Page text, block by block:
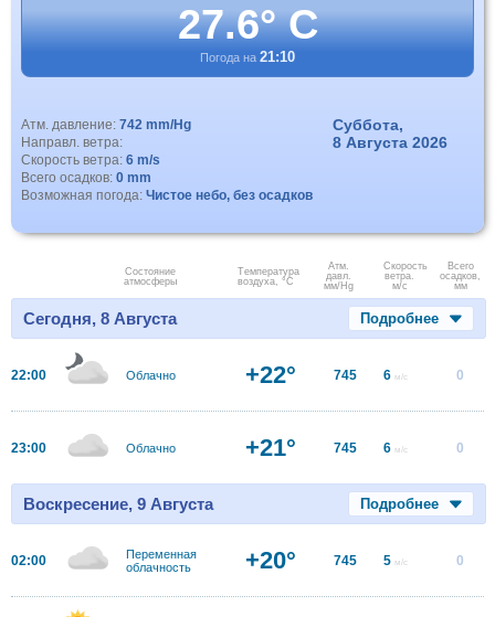
27.6° C
Погода на 21:10
Атм. давление: 742 mm/Hg
Направл. ветра:
Скорость ветра: 6 m/s
Всего осадков: 0 mm
Возможная погода: Чистое небо, без осадков
Суббота,
8 Августа 2026
Состояние
атмосферы
Температура
воздуха, °C
Атм.
давл.
мм/Hg
Скорость
ветра.
м/с
Всего
осадков,
мм
Сегодня, 8 Августа Подробнее
22:00 Облачно +22° 745 6 м/с 0
23:00 Облачно +21° 745 6 м/с 0
Воскресение, 9 Августа Подробнее
02:00
Переменная
облачность
+20° 745 5 м/с 0